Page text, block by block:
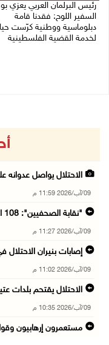
رئيس البرلمان العربي يعزي
السفير اللوح: فقدنا قامة
دبلوماسية ووطنية كرّست
لخدمة القضية الفلسطينية
الاحتلال يواصل
09/آب/2026 11:59 م
"نقابة الصحفيين": 108 اعتداءات بحق الصحفيين ا ...
09/آب/2026 11:27 م
إصابات بنيران
09/آب/2026 11:02 م
الاحتلال يقتحم بلدات
09/آب/2026 10:35 م
مستعمرون إرهابيون